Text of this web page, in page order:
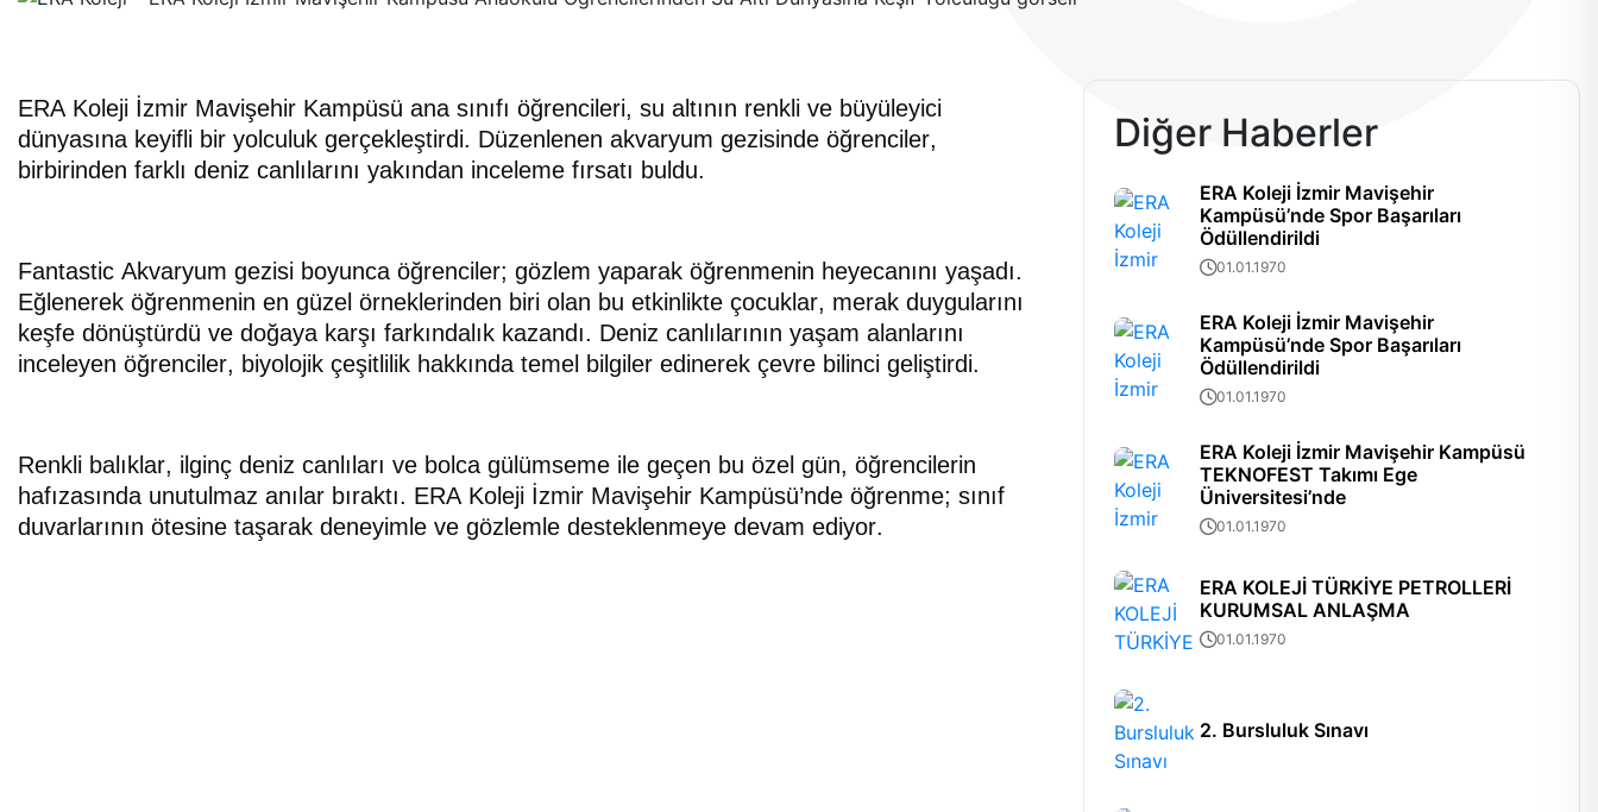
ERA Koleji İzmir Mavişehir Kampüsü ana sınıfı öğrencileri, su altının renkli ve büyüleyici
dünyasına keyifli bir yolculuk gerçekleştirdi. Düzenlenen akvaryum gezisinde öğrenciler,
birbirinden farklı deniz canlılarını yakından inceleme fırsatı buldu.
Fantastic Akvaryum gezisi boyunca öğrenciler; gözlem yaparak öğrenmenin heyecanını yaşadı.
Eğlenerek öğrenmenin en güzel örneklerinden biri olan bu etkinlikte çocuklar, merak duygularını
keşfe dönüştürdü ve doğaya karşı farkındalık kazandı. Deniz canlılarının yaşam alanlarını
inceleyen öğrenciler, biyolojik çeşitlilik hakkında temel bilgiler edinerek çevre bilinci geliştirdi.
Renkli balıklar, ilginç deniz canlıları ve bolca gülümseme ile geçen bu özel gün, öğrencilerin
hafızasında unutulmaz anılar bıraktı. ERA Koleji İzmir Mavişehir Kampüsü’nde öğrenme; sınıf
duvarlarının ötesine taşarak deneyimle ve gözlemle desteklenmeye devam ediyor.
Diğer Haberler
ERA Koleji İzmir Mavişehir
Kampüsü’nde Spor Başarıları
Ödüllendirildi
01.01.1970
ERA Koleji İzmir Mavişehir
Kampüsü’nde Spor Başarıları
Ödüllendirildi
01.01.1970
ERA Koleji İzmir Mavişehir Kampüsü
TEKNOFEST Takımı Ege
Üniversitesi’nde
01.01.1970
ERA KOLEJİ TÜRKİYE PETROLLERİ
KURUMSAL ANLAŞMA
01.01.1970
2. Bursluluk Sınavı